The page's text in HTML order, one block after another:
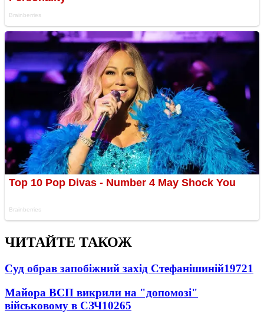
ЧИТАЙТЕ ТАКОЖ
Суд обрав запобіжний захід Стефанішиній19721
Майора ВСП викрили на "допомозі"
військовому в СЗЧ10265